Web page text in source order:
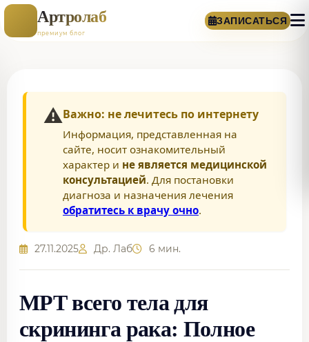
Артролаб
премиум блог
ЗАПИСАТЬСЯ
⚠️Важно: не лечитесь по интернету
Информация, представленная на
сайте, носит ознакомительный
характер и не является медицинской
консультацией. Для постановки
диагноза и назначения лечения
обратитесь к врачу очно.
27.11.2025 Др. Лаб 6 мин.
МРТ всего тела для
скрининга рака: Полное